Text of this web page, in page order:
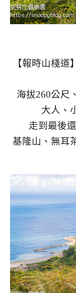
【報時山棧
海拔260公尺
大人、
走到最後
基隆山、無耳